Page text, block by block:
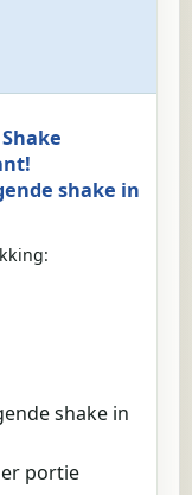
shake in
shake in
portie